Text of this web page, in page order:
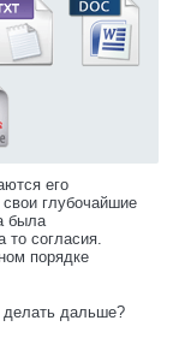
его
глубочайшие
была
то согласия.
порядке
делать дальше?